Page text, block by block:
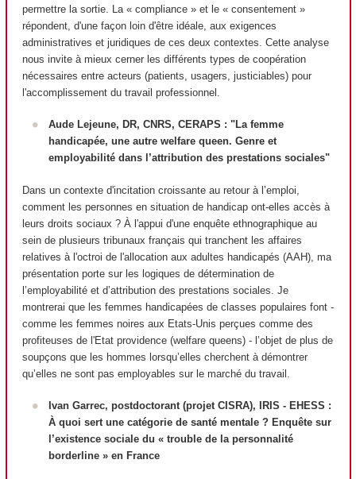
permettre la sortie. La « compliance » et le « consentement »
répondent, d'une façon loin d'être idéale, aux exigences
administratives et juridiques de ces deux contextes. Cette analyse
nous invite à mieux cerner les différents types de coopération
nécessaires entre acteurs (patients, usagers, justiciables) pour
l'accomplissement du travail professionnel.
Aude Lejeune, DR, CNRS, CERAPS : "La femme
handicapée, une autre welfare queen. Genre et
employabilité dans l’attribution des prestations sociales"
Dans un contexte d'incitation croissante au retour à l’emploi,
comment les personnes en situation de handicap ont-elles accès à
leurs droits sociaux ? À l'appui d'une enquête ethnographique au
sein de plusieurs tribunaux français qui tranchent les affaires
relatives à l'octroi de l'allocation aux adultes handicapés (AAH), ma
présentation porte sur les logiques de détermination de
l’employabilité et d’attribution des prestations sociales. Je
montrerai que les femmes handicapées de classes populaires font -
comme les femmes noires aux Etats-Unis perçues comme des
profiteuses de l'Etat providence (welfare queens) - l’objet de plus de
soupçons que les hommes lorsqu’elles cherchent à démontrer
qu’elles ne sont pas employables sur le marché du travail.
Ivan Garrec, postdoctorant (projet CISRA), IRIS - EHESS :
À quoi sert une catégorie de santé mentale ? Enquête sur
l’existence sociale du « trouble de la personnalité
borderline » en France